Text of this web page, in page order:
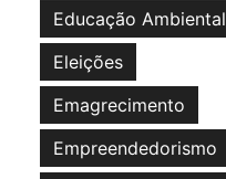
Educação Ambiental
Eleições
Emagrecimento
Empreendedorismo